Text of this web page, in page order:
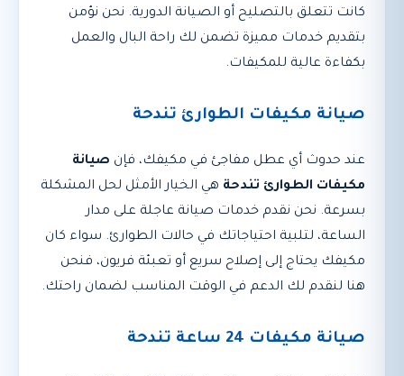
كانت تتعلق بالتصليح أو الصيانة الدورية. نحن نؤمن
بتقديم خدمات مميزة تضمن لك راحة البال والعمل
بكفاءة عالية للمكيفات.
صيانة مكيفات الطوارئ تندحة
عند حدوث أي عطل مفاجئ في مكيفك، فإن صيانة
مكيفات الطوارئ تندحة هي الخيار الأمثل لحل المشكلة
بسرعة. نحن نقدم خدمات صيانة عاجلة على مدار
الساعة، لتلبية احتياجاتك في حالات الطوارئ. سواء كان
مكيفك يحتاج إلى إصلاح سريع أو تعبئة فريون، فنحن
هنا لنقدم لك الدعم في الوقت المناسب لضمان راحتك.
صيانة مكيفات 24 ساعة تندحة